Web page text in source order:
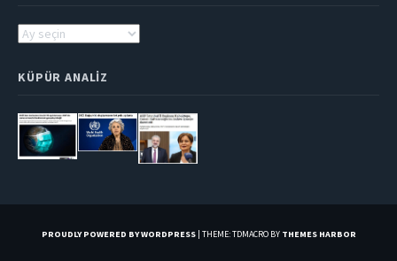
Arşivler
KÜPÜR ANALIZ
PROUDLY POWERED BY WORDPRESS | THEME: TDMACRO BY THEMES HARBOR